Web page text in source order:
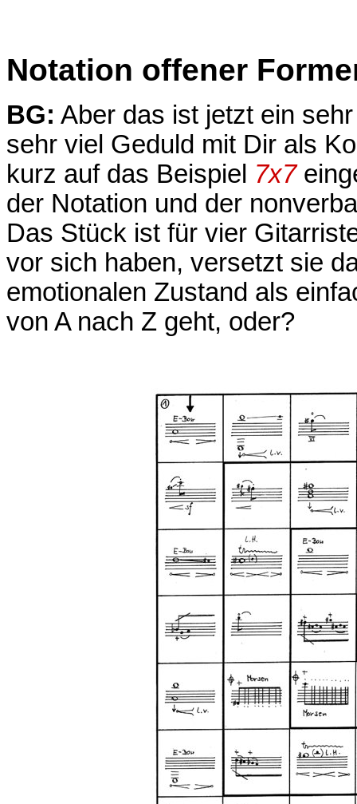
Notation offener
BG: Aber das ist jetzt ein
sehr viel Geduld mit Dir als
kurz auf das Beispiel 7x7
der Notation und der
Das Stück ist für vier
vor sich haben, versetzt sie
emotionalen Zustand als
von A nach Z geht, oder?